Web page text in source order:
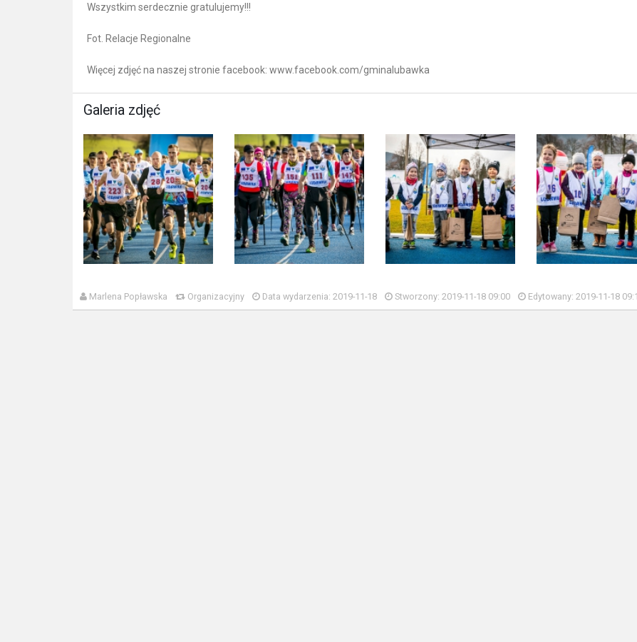
Wszystkim serdecznie gratulujemy!!!
Fot. Relacje Regionalne
Więcej zdjęć na naszej stronie facebook: www.facebook.com/gminalubawka
Galeria zdjęć
Marlena Popławska Organizacyjny Data wydarzenia: 2019-11-18 Stworzony: 2019-11-18 09:00 Edytowany: 2019-11-18